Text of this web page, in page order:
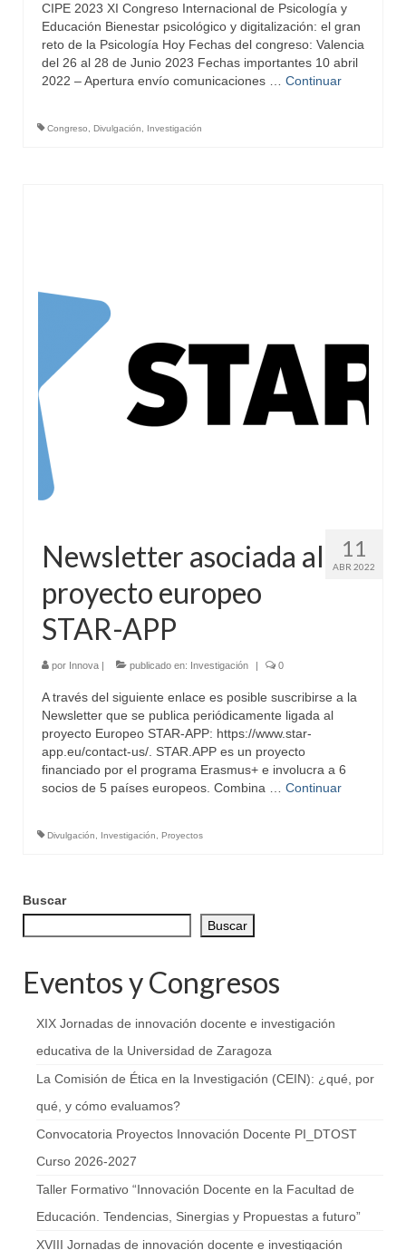
CIPE 2023 XI Congreso Internacional de Psicología y
Educación Bienestar psicológico y digitalización: el gran
reto de la Psicología Hoy Fechas del congreso: Valencia
del 26 al 28 de Junio 2023 Fechas importantes 10 abril
2022 – Apertura envío comunicaciones … Continuar
Congreso Divulgación Investigación
11
ABR 2022
Newsletter asociada al
proyecto europeo
STAR-APP
por Innova | publicado en: Investigación | 0
A través del siguiente enlace es posible suscribirse a la
Newsletter que se publica periódicamente ligada al
proyecto Europeo STAR-APP: https://www.star-
app.eu/contact-us/. STAR.APP es un proyecto
financiado por el programa Erasmus+ e involucra a 6
socios de 5 países europeos. Combina … Continuar
Divulgación Investigación Proyectos
Buscar
Buscar
Eventos y Congresos
XIX Jornadas de innovación docente e investigación
educativa de la Universidad de Zaragoza
La Comisión de Ética en la Investigación (CEIN): ¿qué, por
qué, y cómo evaluamos?
Convocatoria Proyectos Innovación Docente PI_DTOST
Curso 2026-2027
Taller Formativo “Innovación Docente en la Facultad de
Educación. Tendencias, Sinergias y Propuestas a futuro”
XVIII Jornadas de innovación docente e investigación